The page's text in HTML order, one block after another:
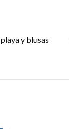
y blusas